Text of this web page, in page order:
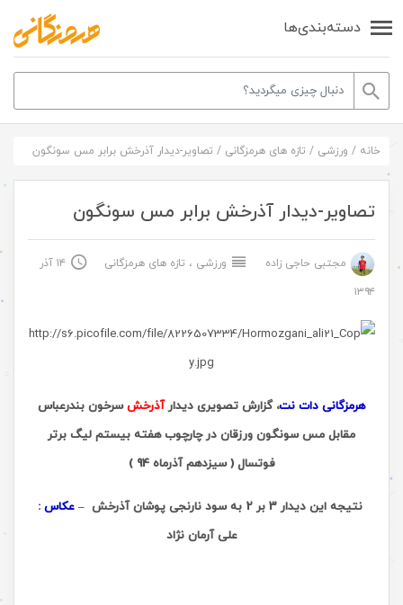
دسته‌بندی‌ها
خانه / ورزشی / تازه های هرمزگانی / تصاویر-دیدار آذرخش برابر مس سونگون
تصاویر-دیدار آذرخش برابر مس سونگون
مجتبی حاجی زاده ورزشی ، تازه های هرمزگانی
۱۴ آذر
۱۳۹۴
هرمزگانی دات نت، گزارش تصویری دیدارآذرخشسرخون بندرعباس
مقابل مس سونگون ورزقان در چارچوب هفته بیستم لیگ برتر
فوتسال ( سیزدهم آذرماه 94 )
نتیجه این دیدار 3 بر 2 به سود نارنجی پوشان آذرخش –عکاس :
علی آرمان نژاد